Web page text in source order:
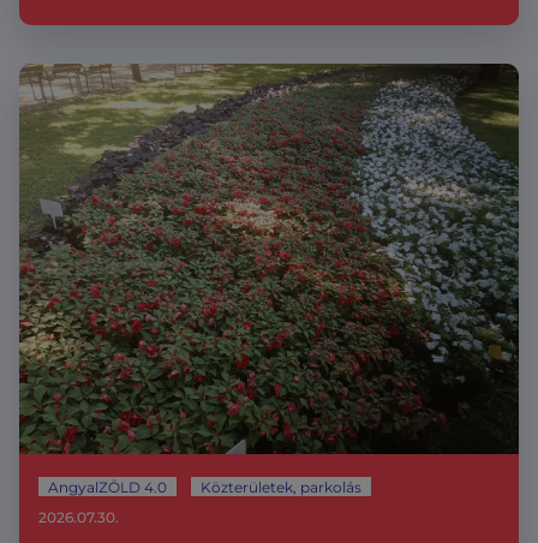
AngyalZÖLD 4.0 Közterületek, parkolás
2026.07.30.